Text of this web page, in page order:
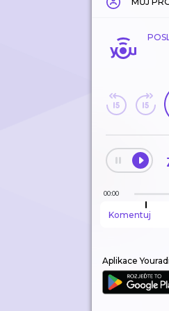
00:00
Komentuj
Aplikace